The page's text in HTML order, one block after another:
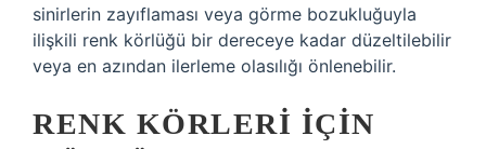
sinirlerin zayıflaması veya görme bozukluğuyla
ilişkili renk körlüğü bir dereceye kadar düzeltilebilir
veya en azından ilerleme olasılığı önlenebilir.
RENK KÖRLERI IÇIN